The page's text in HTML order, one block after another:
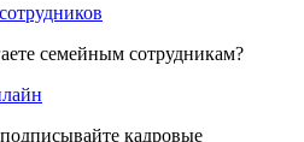
семейным сотрудникам?
кадровые